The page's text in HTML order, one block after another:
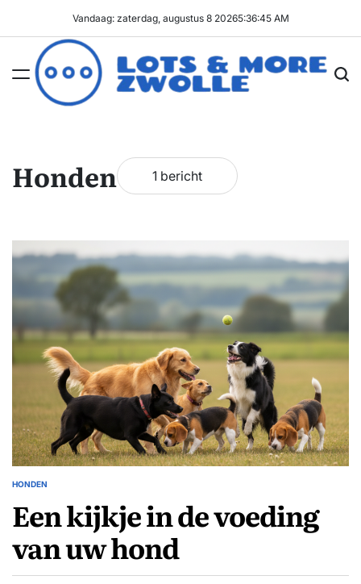
inhoud
Vandaag: zaterdag, augustus 8 20265:36:45 AM
Zwolle
Honden 1 bericht
GEPLAATST
HONDEN
Een kijkje in de voeding
van uw hond